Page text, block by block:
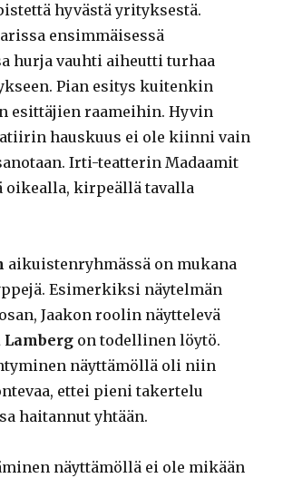
hyvästä yrityksestä.
ensimmäisessä
hurja vauhti aiheutti turhaa
Pian esitys kuitenkin
esittäjien raameihin. Hyvin
hauskuus ei ole kiinni vain
Irti-teatterin Madaamit
kirpeällä tavalla
aikuistenryhmässä on mukana
Esimerkiksi näytelmän
Jaakon roolin näyttelevä
on todellinen löytö.
näyttämöllä oli niin
ettei pieni takertelu
haitannut yhtään.
näyttämöllä ei ole mikään